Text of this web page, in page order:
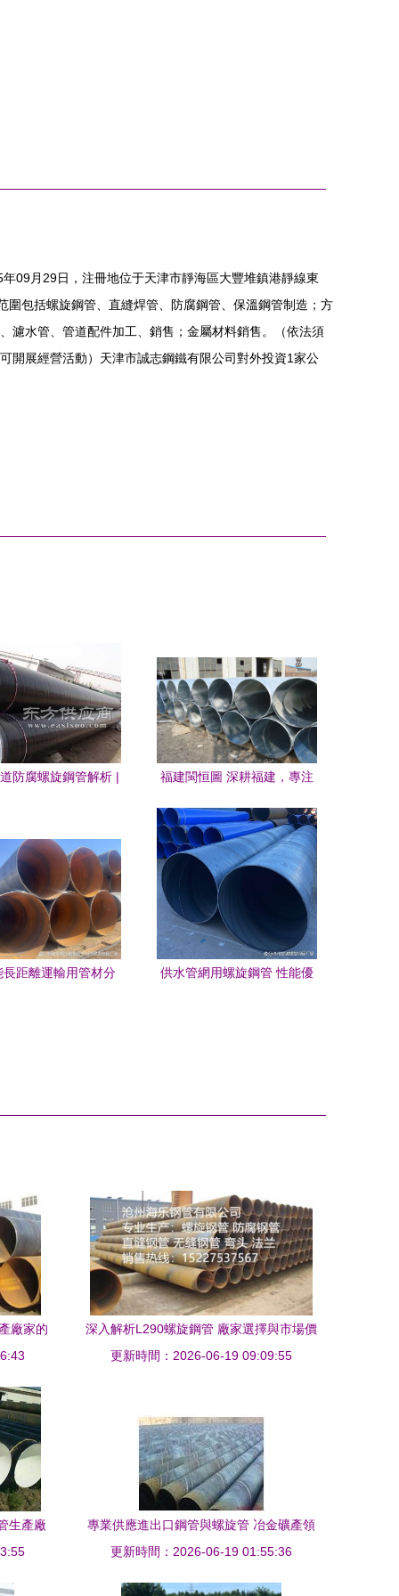
09月29日，注冊地位于天津市靜海區大豐堆鎮港靜線東
圍包括螺旋鋼管、直縫焊管、防腐鋼管、保溫鋼管制造；方
濾水管、管道配件加工、銷售；金屬材料銷售。（依法須
開展經營活動）天津市誠志鋼鐵有限公司對外投資1家公
防腐螺旋鋼管解析 |
福建閩恒圖 深耕福建，專注
焊管新標桿
長距離運輸用管材分
供水管網用螺旋鋼管 性能優
廠家的
深入解析L290螺旋鋼管 廠家選擇與市場價
格趨勢
更新時間：2026-06-19 09:09:55
生產廠
專業供應進出口鋼管與螺旋管 冶金礦產領
域的優選合作伙伴
更新時間：2026-06-19 01:55:36